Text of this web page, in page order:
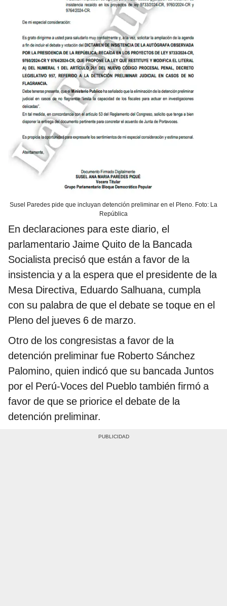
Susel Paredes pide que incluyan detención preliminar en el Pleno. Foto: La
República
En declaraciones para este diario, el
parlamentario Jaime Quito de la Bancada
Socialista precisó que están a favor de la
insistencia y a la espera que el presidente de la
Mesa Directiva, Eduardo Salhuana, cumpla
con su palabra de que el debate se toque en el
Pleno del jueves 6 de marzo.
Otro de los congresistas a favor de la
detención preliminar fue Roberto Sánchez
Palomino, quien indicó que su bancada Juntos
por el Perú-Voces del Pueblo también firmó a
favor de que se priorice el debate de la
detención preliminar.